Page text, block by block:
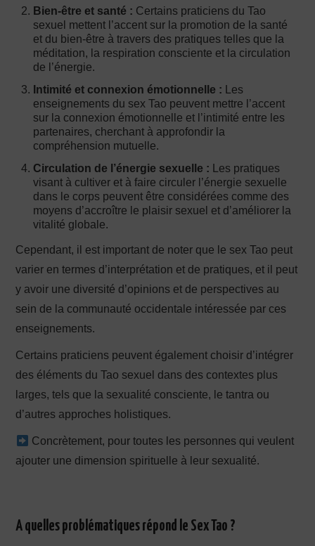
Bien-être et santé : Certains praticiens du Tao
sexuel mettent l’accent sur la promotion de la santé
et du bien-être à travers des pratiques telles que la
méditation, la respiration consciente et la circulation
de l’énergie.
Intimité et connexion émotionnelle : Les
enseignements du sex Tao peuvent mettre l’accent
sur la connexion émotionnelle et l’intimité entre les
partenaires, cherchant à approfondir la
compréhension mutuelle.
Circulation de l’énergie sexuelle : Les pratiques
visant à cultiver et à faire circuler l’énergie sexuelle
dans le corps peuvent être considérées comme des
moyens d’accroître le plaisir sexuel et d’améliorer la
vitalité globale.
Cependant, il est important de noter que le sex Tao peut
varier en termes d’interprétation et de pratiques, et il peut
y avoir une diversité d’opinions et de perspectives au
sein de la communauté occidentale intéressée par ces
enseignements.
Certains praticiens peuvent également choisir d’intégrer
des éléments du Tao sexuel dans des contextes plus
larges, tels que la sexualité consciente, le tantra ou
d’autres approches holistiques.
Concrètement, pour toutes les personnes qui veulent
ajouter une dimension spirituelle à leur sexualité.
A quelles problématiques répond le Sex Tao ?